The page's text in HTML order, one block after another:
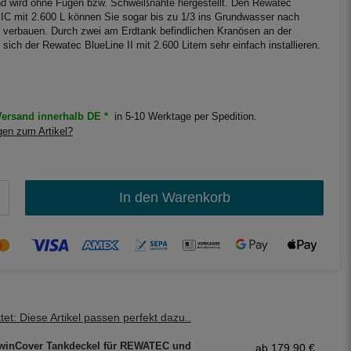
wird ohne Fugen bzw. Schweißnähte hergestellt. Den Rewatec
mit 2.600 L können Sie sogar bis zu 1/3 ins Grundwasser nach
verbauen. Durch zwei am Erdtank befindlichen Kranösen an der
der Rewatec BlueLine II mit 2.600 Litern sehr einfach installieren.
innerhalb DE *
in 5-10 Werktage per Spedition.
zum Artikel?
In den Warenkorb
Diese Artikel passen perfekt dazu..
Tankdeckel für REWATEC und
ab 179,90 €